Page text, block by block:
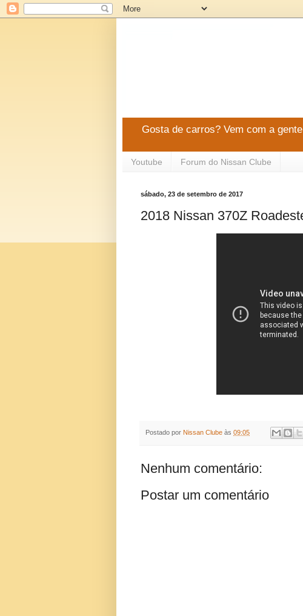
Gosta de carros? Vem com a
Youtube Forum do Nissan Clube
sábado, 23 de setembro de 2017
2018 Nissan 370Z
Postado por Nissan Clube às 09:05
Nenhum comentário:
Postar um comentário